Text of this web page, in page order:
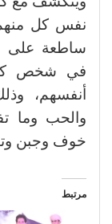
نفس كل
ساطعة على
في شخص كل
أنفسهم،
والحب وما
خوف وجبن
مرتبط